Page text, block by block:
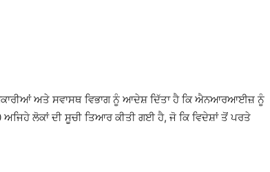
ਅਤੇ ਸਵਾਸਥ ਵਿਭਾਗ ਨੂੰ ਆਦੇਸ਼ ਦਿੱਤਾ ਹੈ ਕਿ ਐਨਆਰਆਈਜ਼ ਨੂੰ
ਲੋਕਾਂ ਦੀ ਸੂਚੀ ਤਿਆਰ ਕੀਤੀ ਗਈ ਹੈ, ਜੋ ਕਿ ਵਿਦੇਸ਼ਾਂ ਤੋਂ ਪਰਤੇ